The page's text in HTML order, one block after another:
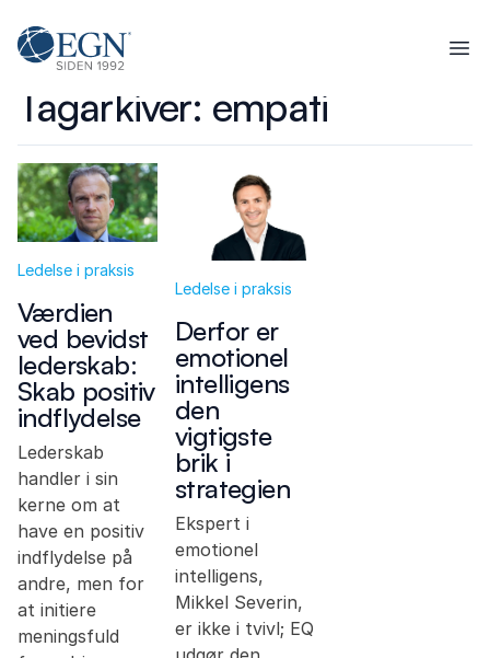
Executives' Global Network
Tagarkiver: empati
Ledelse i praksis
Værdien
ved bevidst
lederskab:
Skab positiv
indflydelse
Lederskab
handler i sin
kerne om at
have en positiv
indflydelse på
andre, men for
at initiere
meningsfuld
Ledelse i praksis
Derfor er
emotionel
intelligens
den
vigtigste
brik i
strategien
Ekspert i
emotionel
intelligens,
Mikkel Severin,
er ikke i tvivl; EQ